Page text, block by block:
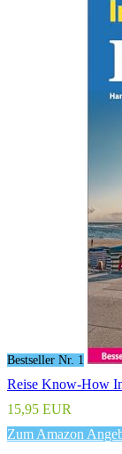
Bestseller Nr. 1
Reise Know-How
15,95 EUR
Zum Amazon